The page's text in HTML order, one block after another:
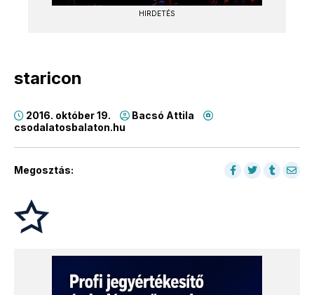
HIRDETÉS
staricon
2016. október 19.
Bacsó Attila
csodalatosbalaton.hu
Megosztás: